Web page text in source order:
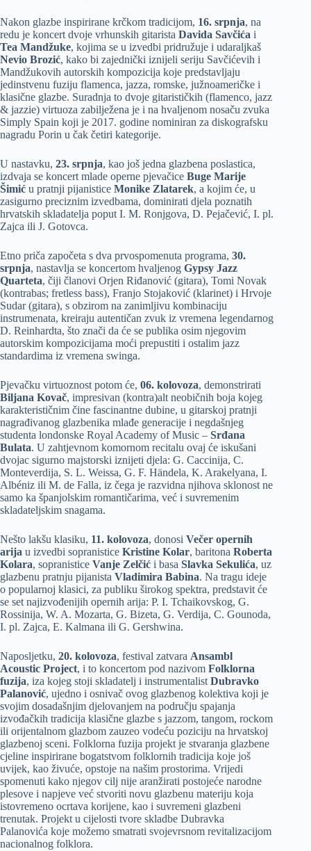
Nakon glazbe inspirirane krčkom tradicijom, 16. srpnja, na
redu je koncert dvoje vrhunskih gitarista Davida Savčića i
Tea Mandžuke, kojima se u izvedbi pridružuje i udaraljkaš
Nevio Brozić, kako bi zajednički iznijeli seriju Savčićevih i
Mandžukovih autorskih kompozicija koje predstavljaju
jedinstvenu fuziju flamenca, jazza, romske, južnoameričke i
klasične glazbe. Suradnja to dvoje gitarističkih (flamenco, jazz
& jazzie) virtuoza zabilježena je i na hvaljenom nosaču zvuka
Simply Spain koji je 2017. godine nominiran za diskografsku
nagradu Porin u čak četiri kategorije.
U nastavku, 23. srpnja, kao još jedna glazbena poslastica,
izdvaja se koncert mlade operne pjevačice Buge Marije
Šimić u pratnji pijanistice Monike Zlatarek, a kojim će, u
zasigurno preciznim izvedbama, dominirati djela poznatih
hrvatskih skladatelja poput I. M. Ronjgova, D. Pejačević, I. pl.
Zajca ili J. Gotovca.
Etno priča započeta s dva prvospomenuta programa, 30.
srpnja, nastavlja se koncertom hvaljenog Gypsy Jazz
Quarteta, čiji članovi Orjen Riđanović (gitara), Tomi Novak
(kontrabas; fretless bass), Franjo Stojaković (klarinet) i Hrvoje
Sudar (gitara), s obzirom na zanimljivu kombinaciju
instrumenata, kreiraju autentičan zvuk iz vremena legendarnog
D. Reinhardta, što znači da će se publika osim njegovim
autorskim kompozicijama moći prepustiti i ostalim jazz
standardima iz vremena swinga.
Pjevačku virtuoznost potom će, 06. kolovoza, demonstrirati
Biljana Kovač, impresivan (kontra)alt neobičnih boja kojeg
karakterističnim čine fascinantne dubine, u gitarskoj pratnji
nagrađivanog glazbenika mlađe generacije i negdašnjeg
studenta londonske Royal Academy of Music – Srđana
Bulata. U zahtjevnom komornom recitalu ovaj će iskušani
dvojac sigurno majstorski iznijeti djela: G. Caccinija, C.
Monteverdija, S. L. Weissa, G. F. Händela, K. Arakelyana, I.
Albéniz ili M. de Falla, iz čega je razvidna njihova sklonost ne
samo ka španjolskim romantičarima, već i suvremenim
skladateljskim snagama.
Nešto lakšu klasiku, 11. kolovoza, donosi Večer opernih
arija u izvedbi sopranistice Kristine Kolar, baritona Roberta
Kolara, sopranistice Vanje Zelčić i basa Slavka Sekulića, uz
glazbenu pratnju pijanista Vladimira Babina. Na tragu ideje
o popularnoj klasici, za publiku širokog spektra, predstavit će
se set najizvođenijih opernih arija: P. I. Tchaikovskog, G.
Rossinija, W. A. Mozarta, G. Bizeta, G. Verdija, C. Gounoda,
I. pl. Zajca, E. Kalmana ili G. Gershwina.
Naposljetku, 20. kolovoza, festival zatvara Ansambl
Acoustic Project, i to koncertom pod nazivom Folklorna
fuzija, iza kojeg stoji skladatelj i instrumentalist Dubravko
Palanović, ujedno i osnivač ovog glazbenog kolektiva koji je
svojim dosadašnjim djelovanjem na području spajanja
izvođačkih tradicija klasične glazbe s jazzom, tangom, rockom
ili orijentalnom glazbom zauzeo vodeću poziciju na hrvatskoj
glazbenoj sceni. Folklorna fuzija projekt je stvaranja glazbene
cjeline inspirirane bogatstvom folklornih tradicija koje još
uvijek, kao živuće, opstoje na našim prostorima. Vrijedi
spomenuti kako njegov cilj nije aranžirati postojeće narodne
plesove i napjeve već stvoriti novu glazbenu materiju koja
istovremeno ocrtava korijene, kao i suvremeni glazbeni
trenutak. Projekt u cijelosti tvore skladbe Dubravka
Palanovića koje možemo smatrati svojevrsnom revitalizacijom
nacionalnog folklora.